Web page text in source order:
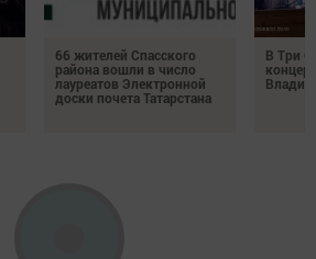
66 жителей Спасского
района вошли в число
лауреатов Электронной
доски почета Татарстана
В Три